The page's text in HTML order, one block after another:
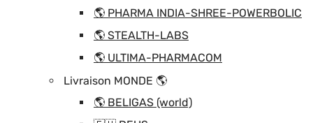
🌎 PHARMA INDIA-SHREE-POWERBOLIC
🌎 STEALTH-LABS
🌎 ULTIMA-PHARMACOM
Livraison MONDE 🌎
🌎 BELIGAS (world)